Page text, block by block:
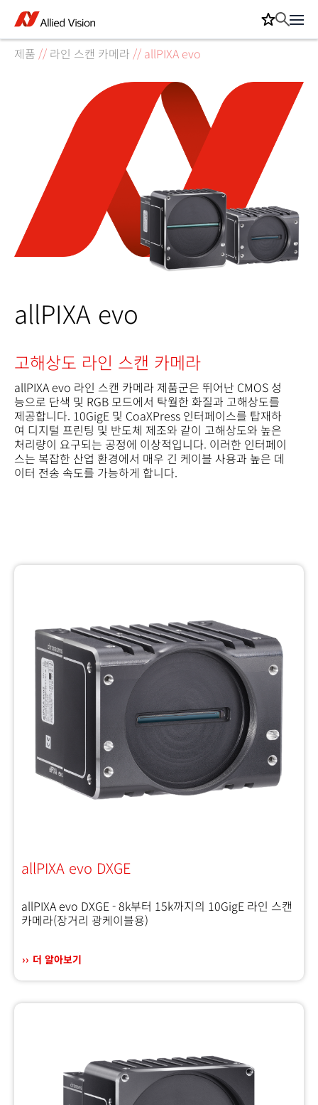
제품 // 라인 스캔 카메라 // allPIXA evo
allPIXA evo
고해상도 라인 스캔 카메라
allPIXA evo 라인 스캔 카메라 제품군은 뛰어난 CMOS 성
능으로 단색 및 RGB 모드에서 탁월한 화질과 고해상도를
제공합니다. 10GigE 및 CoaXPress 인터페이스를 탑재하
여 디지털 프린팅 및 반도체 제조와 같이 고해상도와 높은
처리량이 요구되는 공정에 이상적입니다. 이러한 인터페이
스는 복잡한 산업 환경에서 매우 긴 케이블 사용과 높은 데
이터 전송 속도를 가능하게 합니다.
allPIXA evo DXGE
allPIXA evo DXGE - 8k부터 15k까지의 10GigE 라인 스캔
카메라(장거리 광케이블용)
더 알아보기